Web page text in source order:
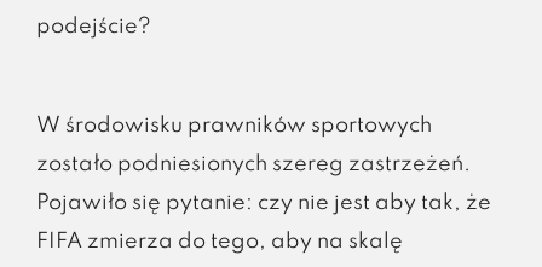
podejście?
W środowisku prawników sportowych
zostało podniesionych szereg zastrzeżeń.
Pojawiło się pytanie: czy nie jest aby tak, że
FIFA zmierza do tego, aby na skalę